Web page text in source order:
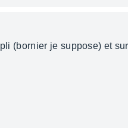
(bornier je suppose) et